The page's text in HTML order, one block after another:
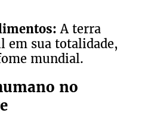
A terra
em sua totalidade,
mundial.
no